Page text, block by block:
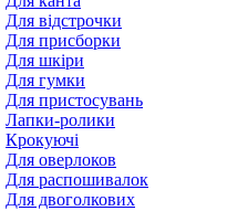
Для відстрочки
Для присборки
Для шкіри
Для гумки
Для пристосувань
Лапки-ролики
Крокуючі
Для оверлоков
Для распошивалок
Для двоголкових